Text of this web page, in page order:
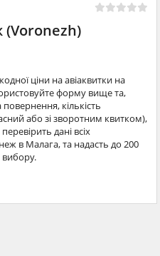
(Voronezh)
ціни на авіаквитки на
форму вище та,
кількість
або зі зворотним квитком),
дані всіх
в Малага, та надасть до 200
вибору.